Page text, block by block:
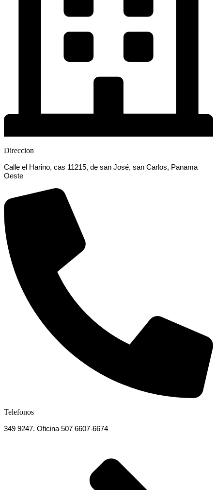
Direccion
Calle el Harino, cas 11215, de san José, san Carlos, Panama
Oeste
Telefonos
349 9247. Oficina 507 6607-6674